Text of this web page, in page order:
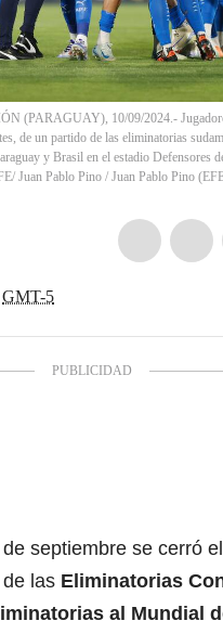
(PARAGUAY), 10/09/2024.-
de un partido de las eliminatorias
y Brasil en el estadio Defensores
Juan Pablo Pino / Juan Pablo Pino (
GMT-5
septiembre se cerró
las Eliminatorias
al Mundial